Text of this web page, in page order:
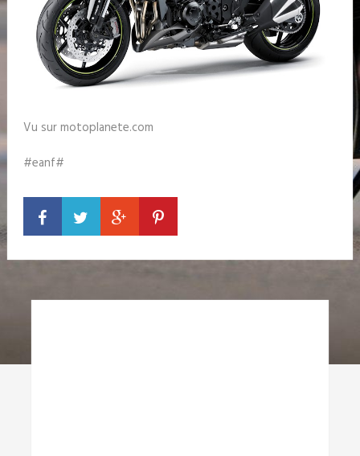
Vu sur motoplanete.com
#eanf#